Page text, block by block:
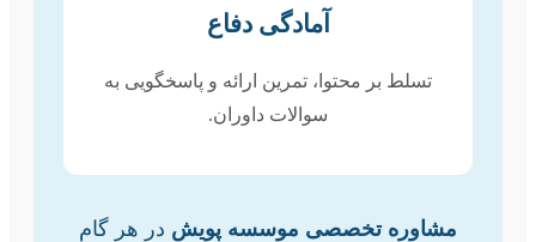
آمادگی دفاع
تسلط بر محتوا، تمرین ارائه و پاسخگویی به
سوالات داوران.
مشاوره تخصصی موسسه پویش در هر گام